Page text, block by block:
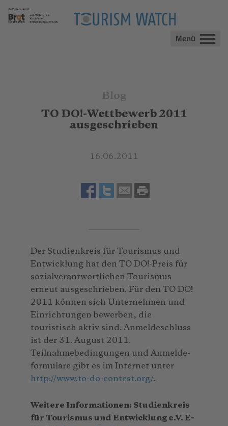
Menü
Blog
TO DO!-Wettbewerb 2011
ausgeschrieben
16.06.2011
Der Studienkreis für Tourismus und
Entwicklung hat den TO DO!-Preis für
sozialverantwortlichen Tourismus
erneut ausgeschrieben. Für den TO DO!
2011 können sich Unternehmen und
Einrichtungen bewerben, die
touristisch aktiv sind. Anmeldeschluss
ist der 31. August 2011.
Teilnahmebedingungen und Anmelde-
formulare gibt es im Internet unter
http://www.to-do-contest.org/.
Weitere Informationen: Studienkreis
für Tourismus und Entwicklung e.V. E-